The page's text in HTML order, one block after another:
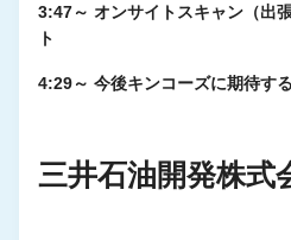
3:47～ オンサイトスキャン（出
ト
4:29～ 今後キンコーズに期待す
三井石油開発株式